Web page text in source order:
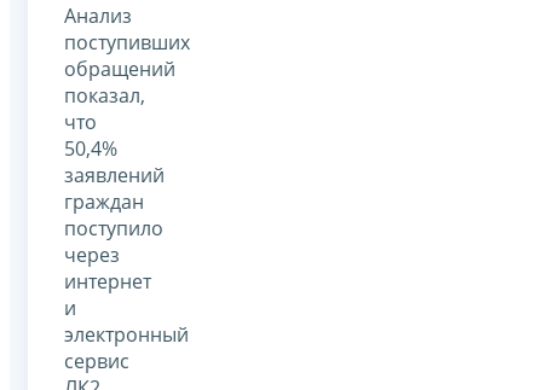
Анализ
поступивших
обращений
показал,
что
50,4%
заявлений
граждан
поступило
через
интернет
и
электронный
сервис